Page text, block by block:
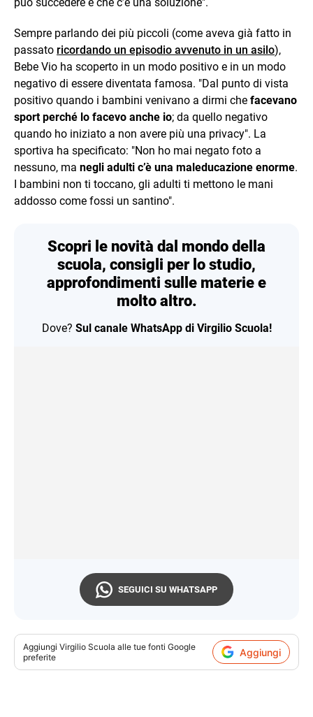
Sempre parlando dei più piccoli (come aveva già fatto in
passato ricordando un episodio avvenuto in un asilo),
Bebe Vio ha scoperto in un modo positivo e in un modo
negativo di essere diventata famosa. "Dal punto di vista
positivo quando i bambini venivano a dirmi che facevano
sport perché lo facevo anche io; da quello negativo
quando ho iniziato a non avere più una privacy". La
sportiva ha specificato: "Non ho mai negato foto a
nessuno, ma negli adulti c’è una maleducazione enorme.
I bambini non ti toccano, gli adulti ti mettono le mani
addosso come fossi un santino".
Scopri le novità dal mondo della
scuola, consigli per lo studio,
approfondimenti sulle materie e
molto altro.
Dove? Sul canale WhatsApp di Virgilio Scuola!
SEGUICI SU WHATSAPP
Aggiungi Virgilio Scuola alle tue fonti Google
preferite
Aggiungi